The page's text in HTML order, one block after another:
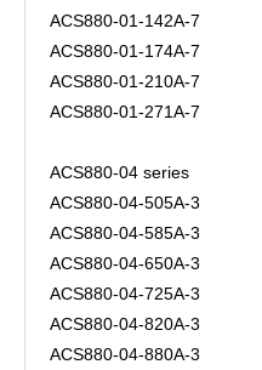
ACS880-01-142A-7
ACS880-01-174A-7
ACS880-01-210A-7
ACS880-01-271A-7
ACS880-04 series
ACS880-04-505A-3
ACS880-04-585A-3
ACS880-04-650A-3
ACS880-04-725A-3
ACS880-04-820A-3
ACS880-04-880A-3